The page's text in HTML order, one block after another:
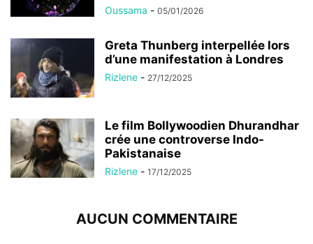
Oussama - 05/01/2026
Greta Thunberg interpellée lors
d’une manifestation à Londres
Rizlene - 27/12/2025
Le film Bollywoodien Dhurandhar
crée une controverse Indo-
Pakistanaise
Rizlene - 17/12/2025
AUCUN COMMENTAIRE